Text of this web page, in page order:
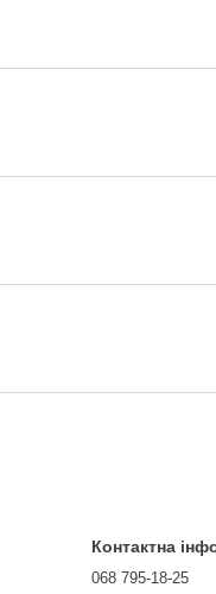
Контактна
068 795-18-25